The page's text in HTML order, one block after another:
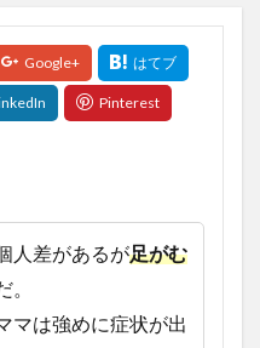
人差があるが足がむ
。
マは強めに症状が出